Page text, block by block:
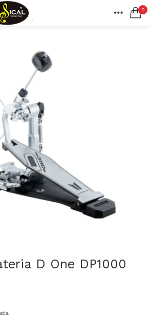
0
Senha perdida?
D One DP1000